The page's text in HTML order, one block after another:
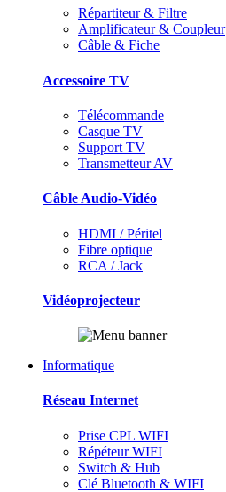
Répartiteur & Filtre
Amplificateur & Coupleur
Câble & Fiche
Accessoire TV
Télécommande
Casque TV
Support TV
Transmetteur AV
Câble Audio-Vidéo
HDMI / Péritel
Fibre optique
RCA / Jack
Vidéoprojecteur
Informatique
Réseau Internet
Prise CPL WIFI
Répéteur WIFI
Switch & Hub
Clé Bluetooth & WIFI